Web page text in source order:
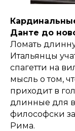
Данте до
Ломать
Итальянцы
спагетти на
мысль о том,
приходит в
длинные для
философски
Рима.